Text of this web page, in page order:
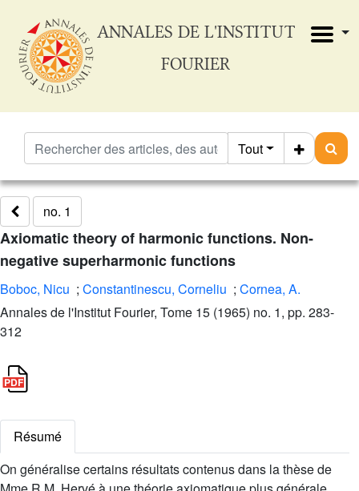
ANNALES DE L'INSTITUT
FOURIER
Tout
no. 1
Axiomatic theory of harmonic functions. Non-
negative superharmonic functions
Boboc, Nicu ; Constantinescu, Corneliu ; Cornea, A.
Annales de l'Institut Fourier, Tome 15 (1965) no. 1, pp. 283-
312
Résumé
On généralise certains résultats contenus dans la thèse de